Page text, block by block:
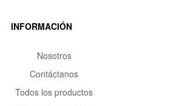
INFORMACIÓN
Nosotros
Contáctanos
Todos los productos